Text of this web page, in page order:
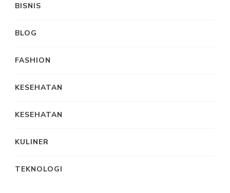
BISNIS
BLOG
FASHION
KESEHATAN
KESEHATAN
KULINER
TEKNOLOGI